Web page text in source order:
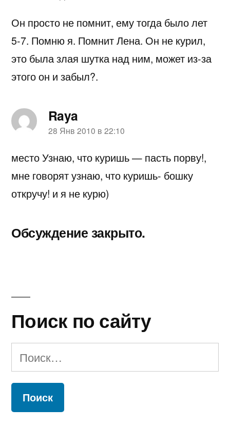
Он просто не помнит, ему тогда было лет
5-7. Помню я. Помнит Лена. Он не курил,
это была злая шутка над ним, может из-за
этого он и забыл?.
Raya
пишет:
28 Янв 2010 в 22:10
место Узнаю, что куришь — пасть порву!,
мне говорят узнаю, что куришь- бошку
откручу! и я не курю)
Обсуждение закрыто.
Поиск по сайту
Найти: